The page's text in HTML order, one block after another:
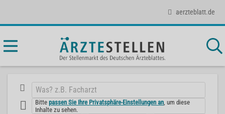
aerzteblatt.de
Bittepassen Sie Ihre Privatsphäre-Einstellungen an , um diese
Inhalte zu sehen.